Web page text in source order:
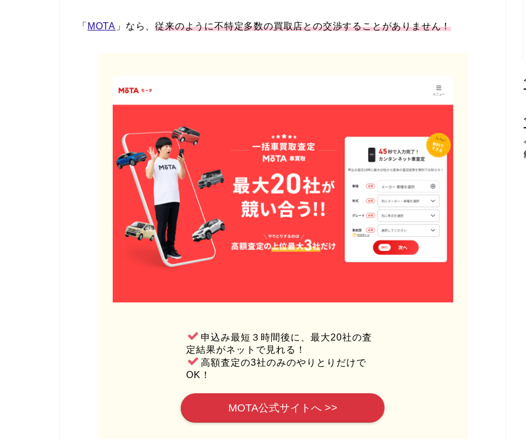
「 MOTA 」なら、従来のように不特定多数の買取店との交渉することがありません！
申込み最短３時間後に、最大20社の査
定結果がネットで見れる！
高額査定の3社のみのやりとりだけで
OK！
MOTA公式サイトへ >>